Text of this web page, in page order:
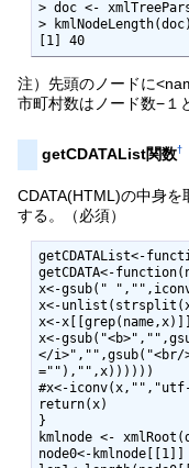
> doc <-
> kmlNodeLength(doc)
[1] 40
注）先頭のノードに
市町村数はノード数−１
getCDATAList関数†
CDATA(HTML)の中身
する。（必須）
getCDATAList<-
getCDATA<-
x<-gsub("
x<-
x<-x[[grep(name,x)]]
x<-
</i>","",gsub("<br/
=""),"",x))))))
#x<-
return(x)
}
kmlnode <-
node0<-kmlnode[[1]]